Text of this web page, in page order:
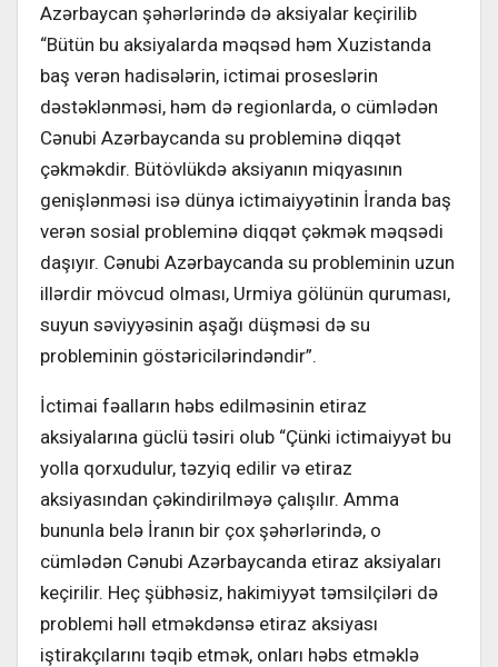
Azərbaycan şəhərlərində də aksiyalar keçirilib
“Bütün bu aksiyalarda məqsəd həm Xuzistanda
baş verən hadisələrin, ictimai proseslərin
dəstəklənməsi, həm də regionlarda, o cümlədən
Cənubi Azərbaycanda su probleminə diqqət
çəkməkdir. Bütövlükdə aksiyanın miqyasının
genişlənməsi isə dünya ictimaiyyətinin İranda baş
verən sosial probleminə diqqət çəkmək məqsədi
daşıyır. Cənubi Azərbaycanda su probleminin uzun
illərdir mövcud olması, Urmiya gölünün quruması,
suyun səviyyəsinin aşağı düşməsi də su
probleminin göstəricilərindəndir”.
İctimai fəalların həbs edilməsinin etiraz
aksiyalarına güclü təsiri olub “Çünki ictimaiyyət bu
yolla qorxudulur, təzyiq edilir və etiraz
aksiyasından çəkindirilməyə çalışılır. Amma
bununla belə İranın bir çox şəhərlərində, o
cümlədən Cənubi Azərbaycanda etiraz aksiyaları
keçirilir. Heç şübhəsiz, hakimiyyət təmsilçiləri də
problemi həll etməkdənsə etiraz aksiyası
iştirakçılarını təqib etmək, onları həbs etməklə